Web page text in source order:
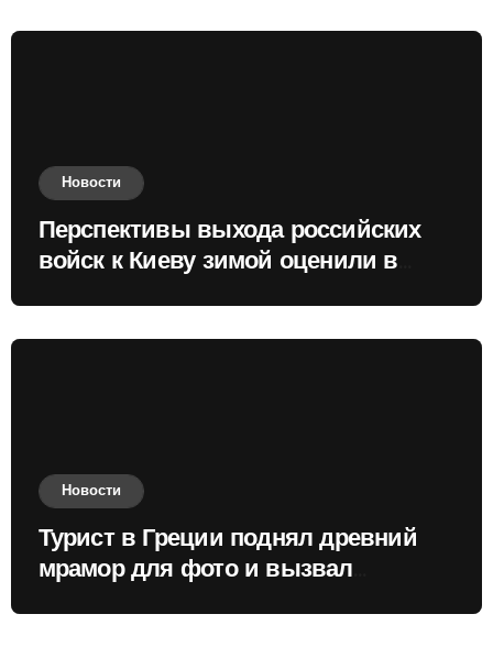
Новости
Перспективы выхода российских
войск к Киеву зимой оценили в
Новости
Турист в Греции поднял древний
мрамор для фото и вызвал